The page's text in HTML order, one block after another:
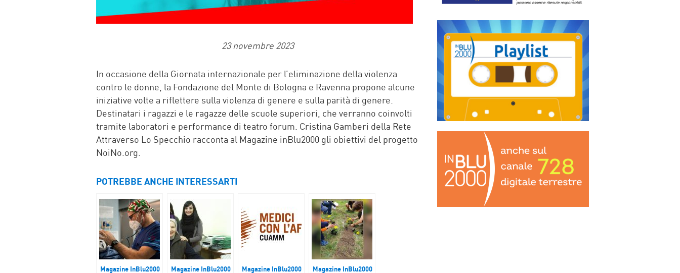
23 novembre 2023
In occasione della Giornata internazionale per l’eliminazione della violenza
contro le donne, la Fondazione del Monte di Bologna e Ravenna propone alcune
iniziative volte a riflettere sulla violenza di genere e sulla parità di genere.
Destinatari i ragazzi e le ragazze delle scuole superiori, che verranno coinvolti
tramite laboratori e performance di teatro forum. Cristina Gamberi della Rete
Attraverso Lo Specchio racconta al Magazine inBlu2000 gli obiettivi del progetto
NoiNo.org.
POTREBBE ANCHE INTERESSARTI
Magazine InBlu2000 Magazine InBlu2000 Magazine InBlu2000 Magazine InBlu2000